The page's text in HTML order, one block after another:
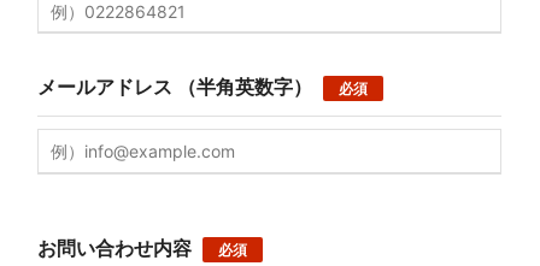
メールアドレス （半角英数字） 必須
お問い合わせ内容 必須